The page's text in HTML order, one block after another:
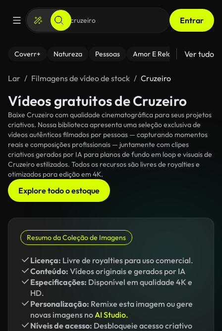
Entrar
Coverr+ Natureza Pessoas Amor E Relacionamentos
Ver tudo
Lar Filmagens de vídeo de stock Cruzeiro
Vídeos gratuitos de Cruzeiro
Baixe Cruzeiro com qualidade cinematográfica para seus projetos
criativos. Nossa biblioteca apresenta uma seleção exclusiva de
vídeos autênticos filmados por pessoas — capturando momentos
reais e composições profissionais — juntamente com clipes
criativos gerados por IA para planos de fundo em loop e visuais de
Cruzeiro estilizados. Todos os recursos são livres de royalties e
otimizados para edição em 4K.
Explore todo o estoque
Resumo da Coleção de Imagens
Licença: Livre de royalties para uso comercial.
Conteúdo: Vídeos originais e gerados por IA
Especificações: Disponível em qualidade 4K e
HD.
Personalização: Remixe esta imagem ou gere
novas imagens noAI Studio.
Níveis de acesso: Desbloqueie acesso criativo